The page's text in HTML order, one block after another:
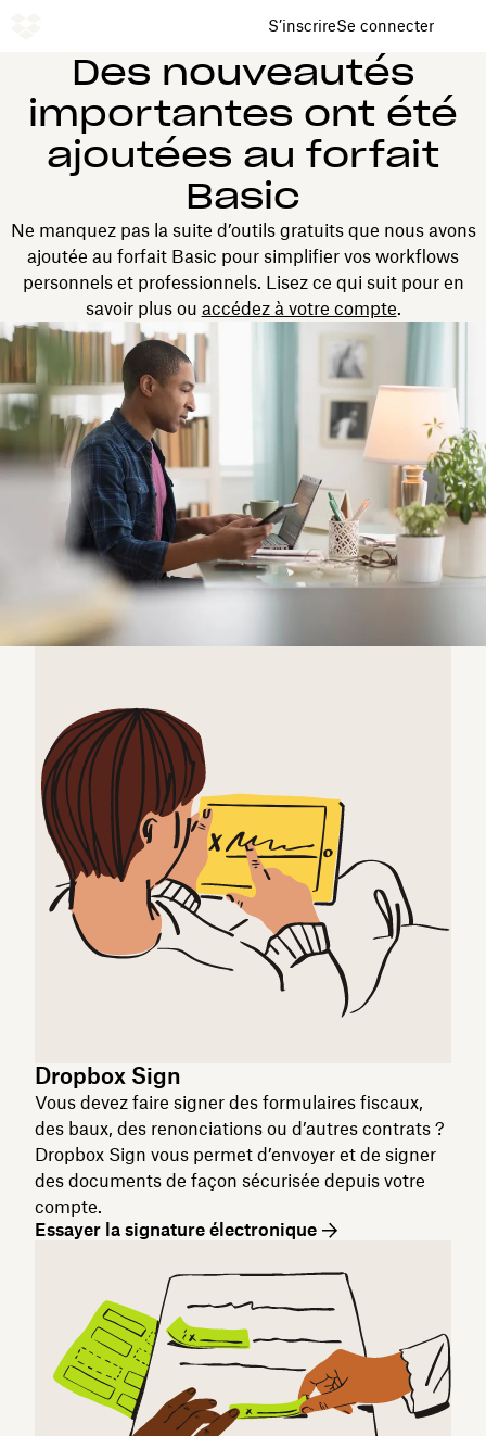
S’inscrireSe connecter
Des nouveautés
importantes ont été
ajoutées au forfait
Basic
Ne manquez pas la suite d’outils gratuits que nous avons
ajoutée au forfait Basic pour simplifier vos workflows
personnels et professionnels. Lisez ce qui suit pour en
savoir plus ou accédez à votre compte.
Dropbox Sign
Vous devez faire signer des formulaires fiscaux,
des baux, des renonciations ou d’autres contrats ?
Dropbox Sign vous permet d’envoyer et de signer
des documents de façon sécurisée depuis votre
compte.
Essayer la signature électronique